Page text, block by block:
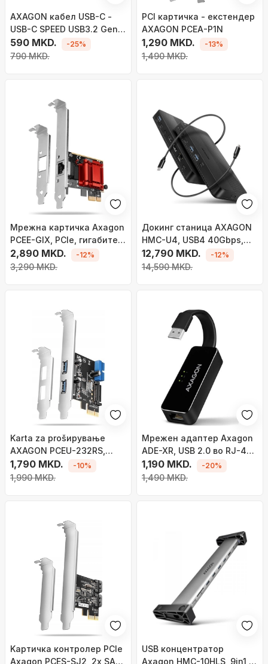
AXAGON кабел USB-C -
USB-C SPEED USB3.2 Gen 1,
PD60W 3A, плетенка, 1m,
црна
590 MKD.
790 MKD.
-25%
PCI картичка - екстендер
AXAGON PCEA-P1N
1,290 MKD.
1,490 MKD.
-13%
Мрежна картичка Axagon
PCEE-GIX, PCIe, гигабитен
етернет, црна
2,890 MKD.
3,290 MKD.
-12%
Докинг станица AXAGON
HMC-U4, USB4 40Gbps,
HDMI DP 8K, PD 100W, сива
12,790 MKD.
14,590 MKD.
-12%
Karta za prošирување
AXAGON PCEU-232RS,
PCIe 4.0 x1, 4x USB 3.0,
црна
1,790 MKD.
1,990 MKD.
-10%
Мрежен адаптер Axagon
ADE-XR, USB 2.0 во RJ-45,
Fast Ethernet 10/100 Mbit,
бел
1,190 MKD.
1,490 MKD.
-20%
Kартичка контролер PCIe
Axagon PCES-SJ2, 2x SATA
USB концентратор
Axagon HMC-10HLS, 9in1,